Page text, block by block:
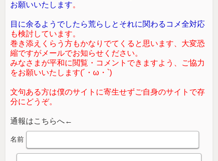
お願いいたします。
目に余るようでしたら荒らしとそれに関わるコメ全対応
も検討しています。
巻き添えくらう方もかなりでてくると思います、大変恐
縮ですがメールでお知らせください。
みなさまが平和に閲覧・コメントできますよう、ご協力
をお願いいたします(´・ω・`)
文句ある方は僕のサイトに寄生せずご自身のサイトで存
分にどうぞ。
通報はこちらへ←
名前